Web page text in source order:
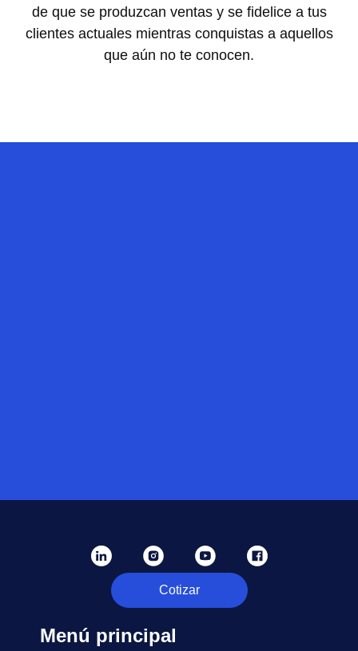
de que se produzcan ventas y se fidelice a tus
clientes actuales mientras conquistas a aquellos
que aún no te conocen.
Cotizar
Menú principal